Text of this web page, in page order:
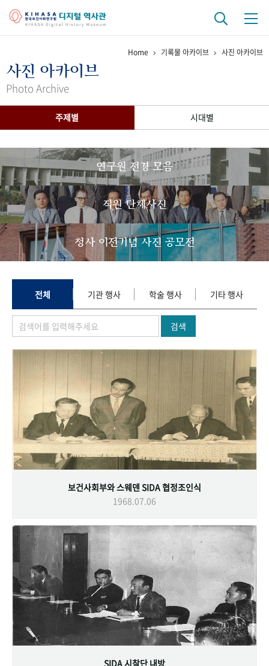
걸어온 길 기관 변천사
간행물 변천사
기록물 아카이브
사진 아카이브 문서 기록물 행정박물 영상 기록물
50+1 주년 기념
성과 50선 숫자로 보는 50년
세계와 함께 한 KIHASA
VR 역사관
Home 기록물 아카이브 사진 아카이브
사진 아카이브
Photo Archive
주제별 시대별
연구원 전경 모음
직원 단체사진
청사 이전기념 사진 공모전
전체 기관 행사 학술 행사 기타 행사
검색
보건사회부와 스웨덴 SIDA 협정조인식
1968.07.06
SIDA 시찰단 내방